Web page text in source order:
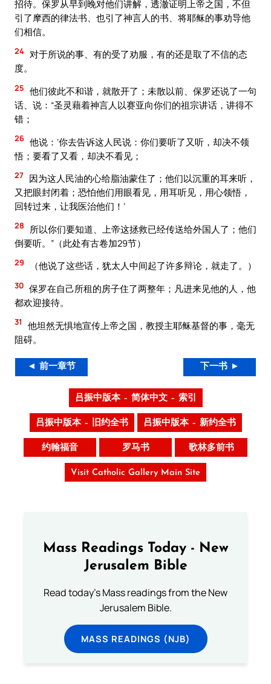
招待。保罗从早到晚对他们讲解，透澈证明上帝之国，不但
引了摩西的律法书、也引了神言人的书、将耶稣的事劝导他
们相信。
24 对于所说的事、有的受了劝服，有的还是取了不信的态
度。
25 他们彼此不和谐，就散开了；未散以前、保罗还说了一句
话、说：“圣灵藉着神言人以赛亚向你们的祖宗讲话，讲得不
错；
26 他说：‘你去告诉这人民说：你们要听了又听，却决不领
悟；要看了又看，却决不看见；
27 因为这人民油的心给脂油蒙住了；他们以沉重的耳来听，
又把眼封闭着；恐怕他们用眼看见，用耳听见，用心领悟，
回转过来，让我医治他们！’
28
所以你们要知道、上帝这拯救已经传送给外国人了；他们
倒要听。”（此处有古卷加29节）
29 （他说了这些话，犹太人中间起了许多辩论，就走了。）
30 保罗在自己所租的房子住了两整年；凡进来见他的人，他
都欢迎接待。
31
他坦然无惧地宣传上帝之国，教授主耶稣基督的事，毫无
阻碍。
◄ 前一章节 下一书 ►
吕振中版本 – 简体中文 – 索引
吕振中版本 – 旧约全书 吕振中版本 – 新约全书
约翰福音 罗马书 歌林多前书
Visit Catholic Gallery Main Site
Mass Readings Today - New
Jerusalem Bible
Read today's Mass readings from the New
Jerusalem Bible.
MASS READINGS (NJB)